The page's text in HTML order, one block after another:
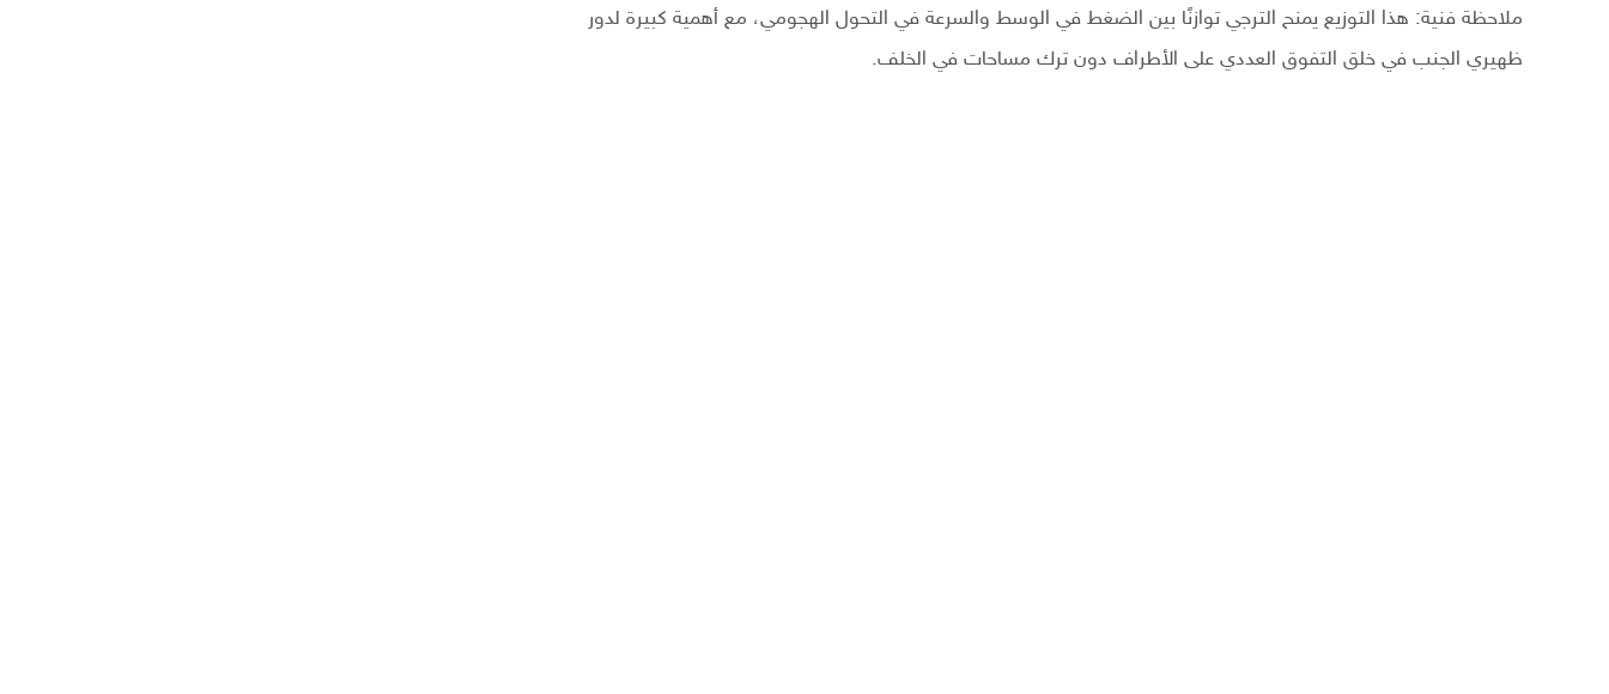
ملاحظة فنية: هذا التوزيع يمنح الترجي توازنًا بين الضغط في الوسط والسرعة في التحول الهجومي، مع أهمية كبيرة لدور
ظهيري الجنب في خلق التفوق العددي على الأطراف دون ترك مساحات في الخلف.